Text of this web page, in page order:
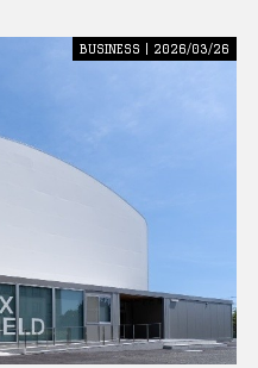
BUSINESS | 2026/03/26